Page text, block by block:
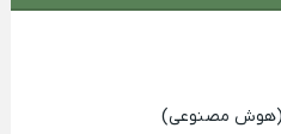
(هوش مصنوعی)